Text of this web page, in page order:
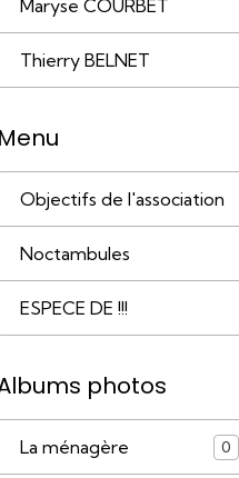
Maryse COURBET
Thierry BELNET
Menu
Objectifs de l'association
Noctambules
ESPECE DE !!!
photos
La ménagère 0